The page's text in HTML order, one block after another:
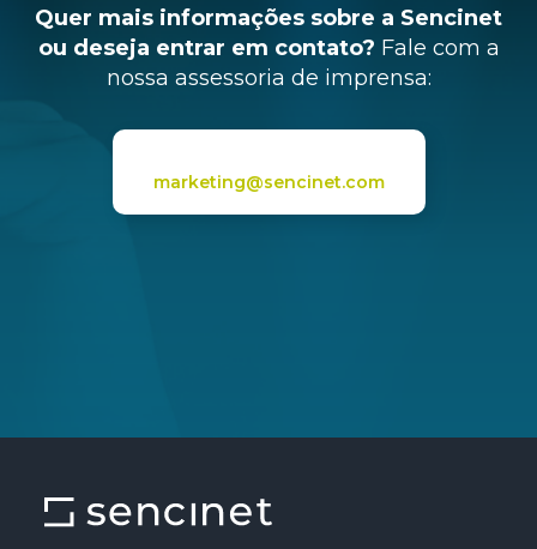
Quer mais informações sobre a Sencinet
ou deseja entrar em contato? Fale com a
nossa assessoria de imprensa:
marketing@sencinet.com